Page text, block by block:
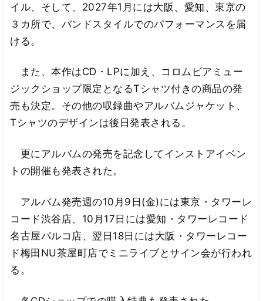
イル、そして、2027年1月には大阪、愛知、東京の
３カ所で、バンドスタイルでのパフォーマンスを届
ける。
また、本作はCD・LPに加え、コロムビアミュー
ジックショップ限定となるTシャツ付きの商品の発
売も決定。その他の収録曲やアルバムジャケット、
Tシャツのデザインは後日発表される。
更にアルバムの発売を記念してインストアイベン
トの開催も発表された。
アルバム発売週の10月9日(金)には東京・タワーレ
コード渋谷店、10月17日には愛知・タワーレコード
名古屋パルコ店、翌日18日には大阪・タワーレコー
ド梅田NU茶屋町店でミニライブとサイン会が行われ
る。